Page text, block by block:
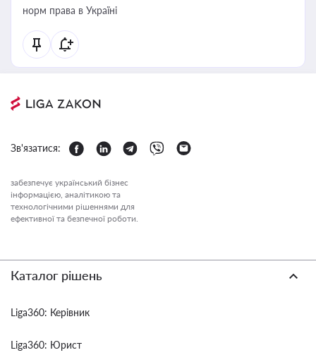
норм права в Україні
Зв'язатися:
забезпечує український бізнес
інформацією, аналітикою та
технологічними рішеннями для
ефективної та безпечної роботи.
Каталог рішень
Liga360: Керівник
Liga360: Юрист